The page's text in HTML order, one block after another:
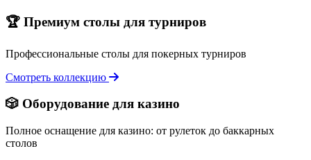
🏆 Премиум столы для турниров
Профессиональные столы для покерных турниров
Смотреть коллекцию
🎲 Оборудование для казино
Полное оснащение для казино: от рулеток до баккарных
столов